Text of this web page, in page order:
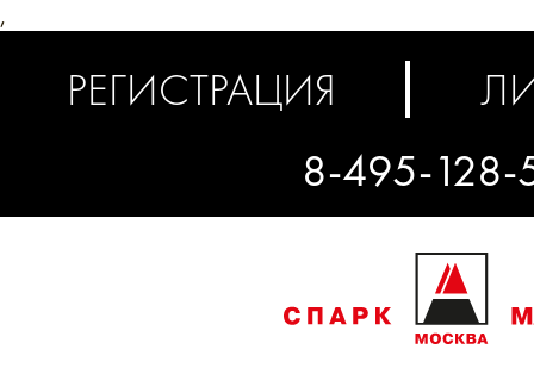
,
РЕГИСТРАЦИЯ
8-495-128-